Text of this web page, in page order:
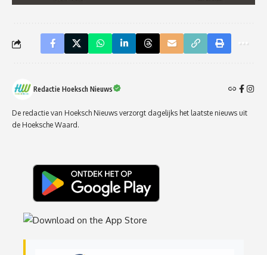
Redactie Hoeksch Nieuws
De redactie van Hoeksch Nieuws verzorgt dagelijks het laatste nieuws uit
de Hoeksche Waard.